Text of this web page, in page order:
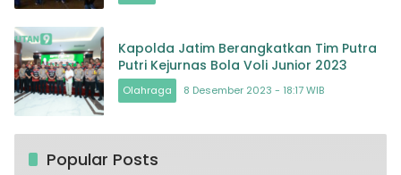
Kapolda Jatim Berangkatkan Tim Putra
Putri Kejurnas Bola Voli Junior 2023
Olahraga 8 Desember 2023 - 18:17 WIB
Popular Posts